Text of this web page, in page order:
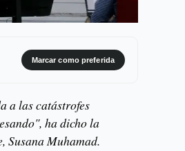
Marcar como preferida
a las catástrofes
ha dicho la
Susana Muhamad.